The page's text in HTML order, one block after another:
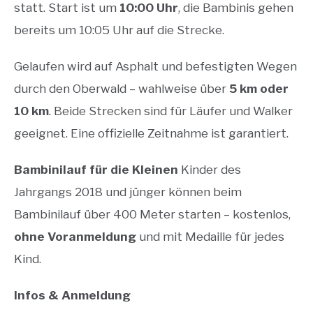
statt. Start ist um 10:00 Uhr, die Bambinis gehen
bereits um 10:05 Uhr auf die Strecke.
Gelaufen wird auf Asphalt und befestigten Wegen
durch den Oberwald – wahlweise über 5 km oder
10 km. Beide Strecken sind für Läufer und Walker
geeignet. Eine offizielle Zeitnahme ist garantiert.
Bambinilauf für die Kleinen Kinder des
Jahrgangs 2018 und jünger können beim
Bambinilauf über 400 Meter starten – kostenlos,
ohne Voranmeldung und mit Medaille für jedes
Kind.
Infos & Anmeldung